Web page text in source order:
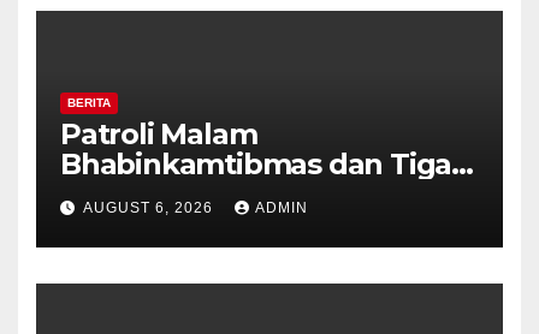
BERITA
Patroli Malam
Bhabinkamtibmas dan Tiga
Pilar Kelurahan Ungaran
Perkuat Kamtibmas, Warga
Diajak Aktifkan Ronda
AUGUST 6, 2026 ADMIN